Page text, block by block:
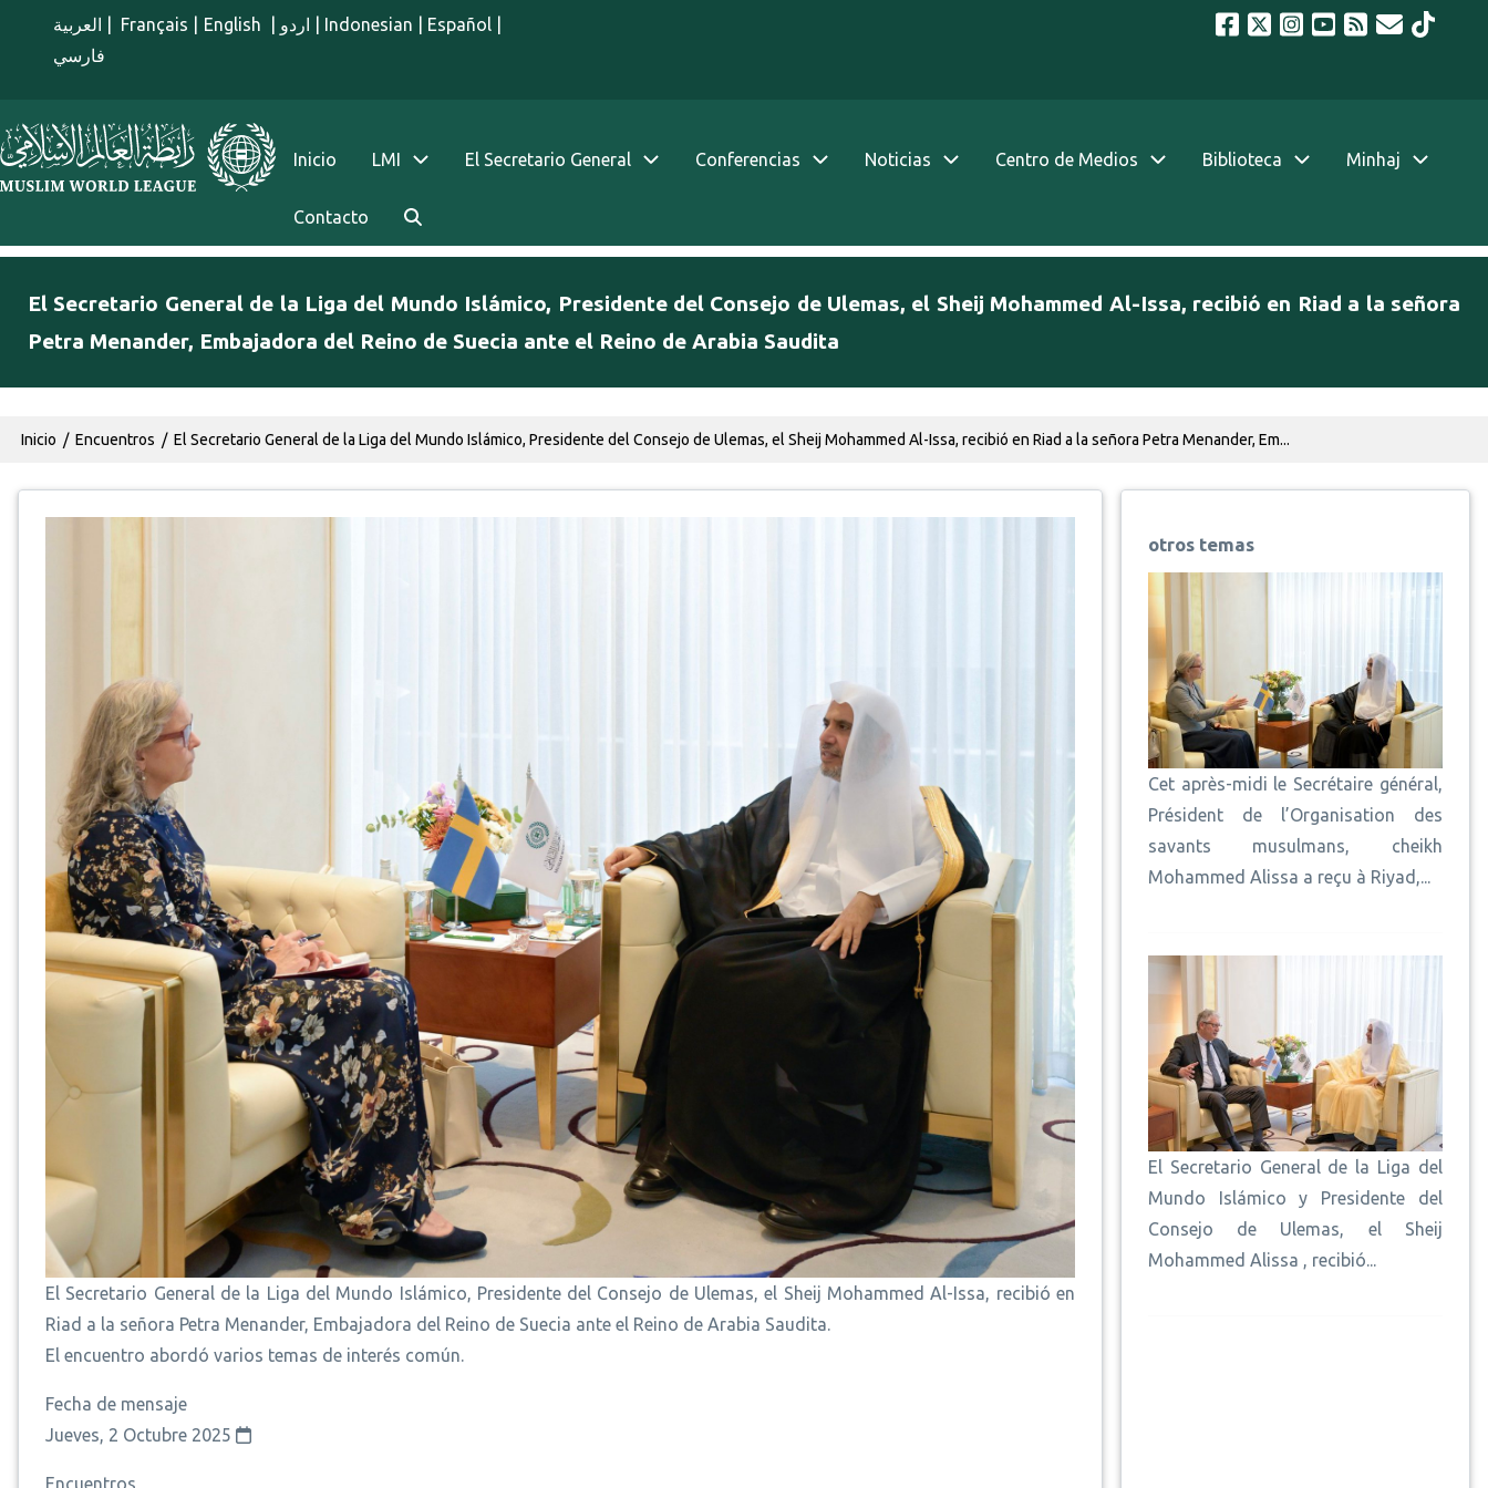
Pasar al contenido principal
العربية Français English اردو Indonesian Español
فارسي
menu spanish
Inicio LMI El Secretario General Conferencias Noticias Centro de Medios Biblioteca Minhaj
Contacto
El Secretario General de la Liga del Mundo Islámico, Presidente del Consejo de Ulemas, el Sheij Mohammed Al-Issa, recibió en Riad a la señora
Petra Menander, Embajadora del Reino de Suecia ante el Reino de Arabia Saudita
Ruta de navegación
Inicio Encuentros El Secretario General de la Liga del Mundo Islámico, Presidente del Consejo de Ulemas, el Sheij Mohammed Al-Issa, recibió en Riad a la señora Petra Menander, Em...
El Secretario General de la Liga del Mundo Islámico, Presidente del Consejo de Ulemas, el Sheij Mohammed Al-Issa, recibió en
Riad a la señora Petra Menander, Embajadora del Reino de Suecia ante el Reino de Arabia Saudita.
El encuentro abordó varios temas de interés común.
Fecha de mensaje
Jueves, 2 Octubre 2025
Encuentros
otros temas
Cet après-midi le Secrétaire général,
Président de l’Organisation des
savants musulmans, cheikh
Mohammed Alissa a reçu à Riyad,...
El Secretario General de la Liga del
Mundo Islámico y Presidente del
Consejo de Ulemas, el Sheij
Mohammed Alissa , recibió...